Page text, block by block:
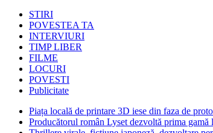
STIRI
POVESTEA TA
INTERVIURI
TIMP LIBER
FILME
LOCURI
POVESTI
Publicitate
Piața locală de printare 3D iese din faza de
Producătorul român Lyset dezvoltă prima